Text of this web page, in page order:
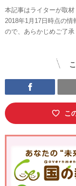
本記事はライターが取
2018年1月17日時点の
ので、あらかじめご了承
こ